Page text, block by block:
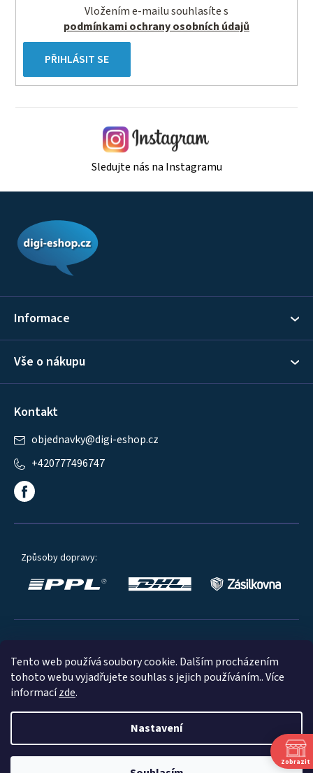
Tento web používá soubory cookie. Dalším procházením
tohoto webu vyjadřujete souhlas s jejich používáním.. Více
informacízde.
Nastavení
podmínkami ochrany osobních údajů
PŘIHLÁSIT SE
Sledujte nás na Instagramu
Informace
Vše o nákupu
Kontakt
objednavky@digi-eshop.cz
+420777496747
Způsoby dopravy:
Oblíbené způsoby platby:
© 2023
Zobrazit